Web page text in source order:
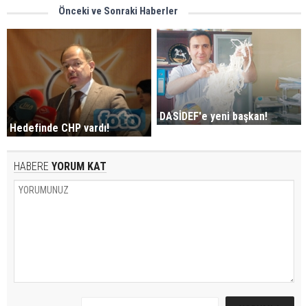
Önceki ve Sonraki Haberler
Hedefinde CHP vardı!
DASİDEF'e yeni başkan!
HABERE YORUM KAT